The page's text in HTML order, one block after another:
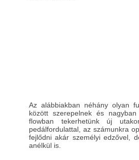
Az alábbiakban néhány olyan
között szerepelnek és
flowban tekerhetünk új
pedálfordulattal, az számunkra
fejlődni akár személyi edzővel,
anélkül is.